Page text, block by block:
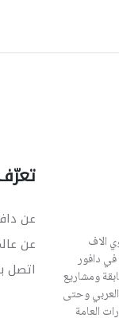
الاف
في دافور
ومشاريع
وحتى
العامة
عن
عن
اتصل